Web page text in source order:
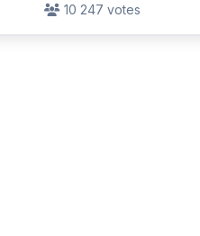
10 247 votes